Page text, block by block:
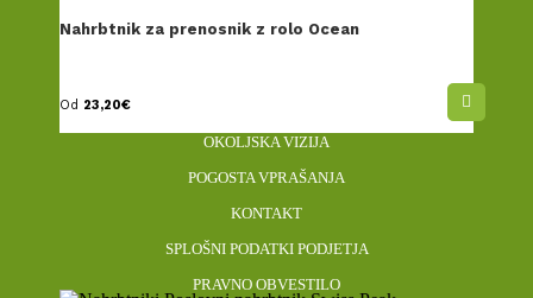
Nahrbtnik za prenosnik z rolo Ocean
Od 23,20€
INFORMACIJE O PERSONALIZACIJI
OKOLJSKA VIZIJA
POGOSTA VPRAŠANJA
KONTAKT
SPLOŠNI PODATKI PODJETJA
PRAVNO OBVESTILO